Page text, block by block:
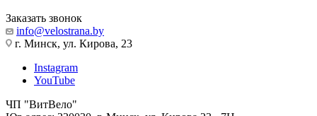
Заказать звонок
info@velostrana.by
г. Минск, ул. Кирова, 23
Instagram
YouTube
ЧП "ВитВело"